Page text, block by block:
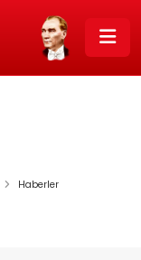
Haberler